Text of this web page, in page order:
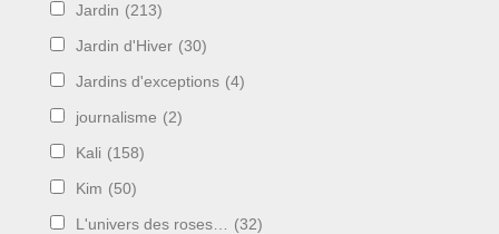
Jardin (213)
Jardin d'Hiver (30)
Jardins d'exceptions (4)
journalisme (2)
Kali (158)
Kim (50)
L'univers des roses… (32)